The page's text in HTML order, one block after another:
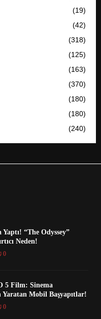
(19)
(42)
(318)
(125)
(163)
(370)
(180)
(180)
(240)
“The Odyssey”
Neden!
0
5 Film: Sinema
Yaratan Mobil Başyapıtlar!
0